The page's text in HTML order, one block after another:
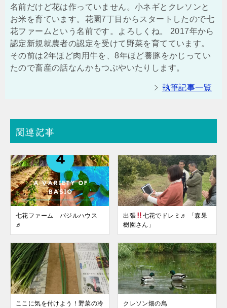
名前だけど花は作っていません。小ネギとクレソンと
お米を育ています。花園7丁目からスタートしたので七
花ファームという名前です。よろしくね。 2017年から
認定新規就農者の認定を受けて野菜を育てています。
その前は2年ほど肉用牛を、8年ほど養豚をかじってい
たので畜産の話なんかもつぶやいたりします。
執筆記事一覧
関連記事
七花ファーム バジルハウス
♬
出張
七花でドレミ♬ 「森果
樹園さん」
ここに気を付けよう！野菜の冷
クレソン畑の鳥